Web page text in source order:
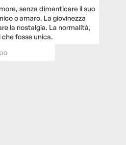
senza dimenticare il suo
o amaro. La giovinezza
la nostalgia. La normalità,
fosse unica.